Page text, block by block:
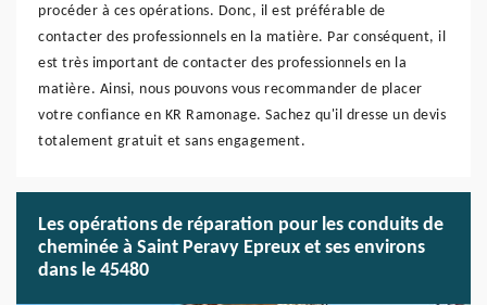
procéder à ces opérations. Donc, il est préférable de
contacter des professionnels en la matière. Par conséquent, il
est très important de contacter des professionnels en la
matière. Ainsi, nous pouvons vous recommander de placer
votre confiance en KR Ramonage. Sachez qu'il dresse un devis
totalement gratuit et sans engagement.
Les opérations de réparation pour les conduits de
cheminée à Saint Peravy Epreux et ses environs
dans le 45480